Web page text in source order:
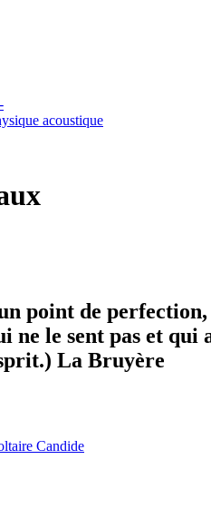
acoustique
point de
le sent pas et qui
La Bruyère
Candide